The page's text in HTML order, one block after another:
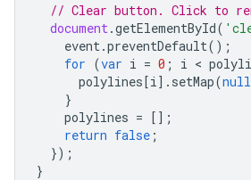
"originalIndex": 4 ,
"placeId":
},
{
"location":
"placeId"
},
{
// Clear button. Click to
document.getElementById(
event.preventDefault();
for (var i = 0 ; i <
polylines[i]. setMap(null
}
polylines = [];
return false ;
});
}